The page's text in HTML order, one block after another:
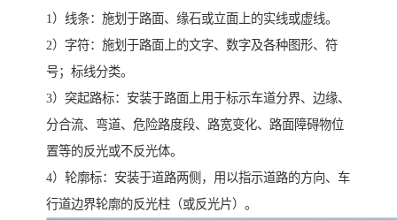
1）线条：施划于路面、缘石或立面上的实线或虚线。
2）字符：施划于路面上的文字、数字及各种图形、符
号；标线分类。
3）突起路标：安装于路面上用于标示车道分界、边缘、
分合流、弯道、危险路度段、路宽变化、路面障碍物位
置等的反光或不反光体。
4）轮廓标：安装于道路两侧，用以指示道路的方向、车
行道边界轮廓的反光柱（或反光片）。